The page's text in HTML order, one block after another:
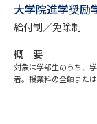
志望校・出願校
大学院進学奨励
給付制／免除制
概 要
対象は学部生のうち、
者。授業料の全額また